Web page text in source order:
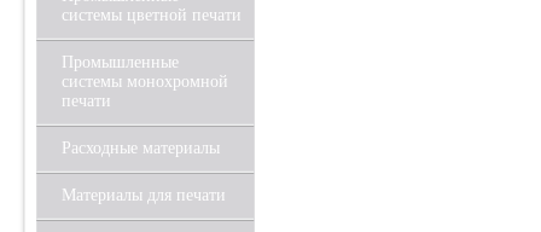
системы цветной печати
Промышленные
системы монохромной
печати
Расходные материалы
Материалы для печати